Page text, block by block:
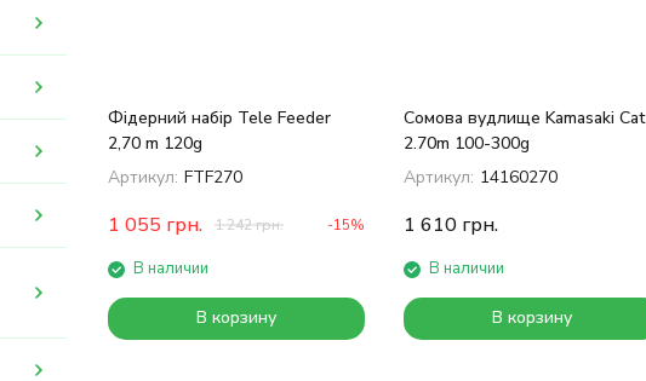
Фідерний набір Tele Feeder
2,70 m 120g
Артикул: FTF270
1 055 грн. 1 242грн. -15%
В наличии
В корзину
Сомова вудлище Kamasaki Cat
2.70m 100-300g
Артикул: 14160270
1 610 грн.
В наличии
В корзину